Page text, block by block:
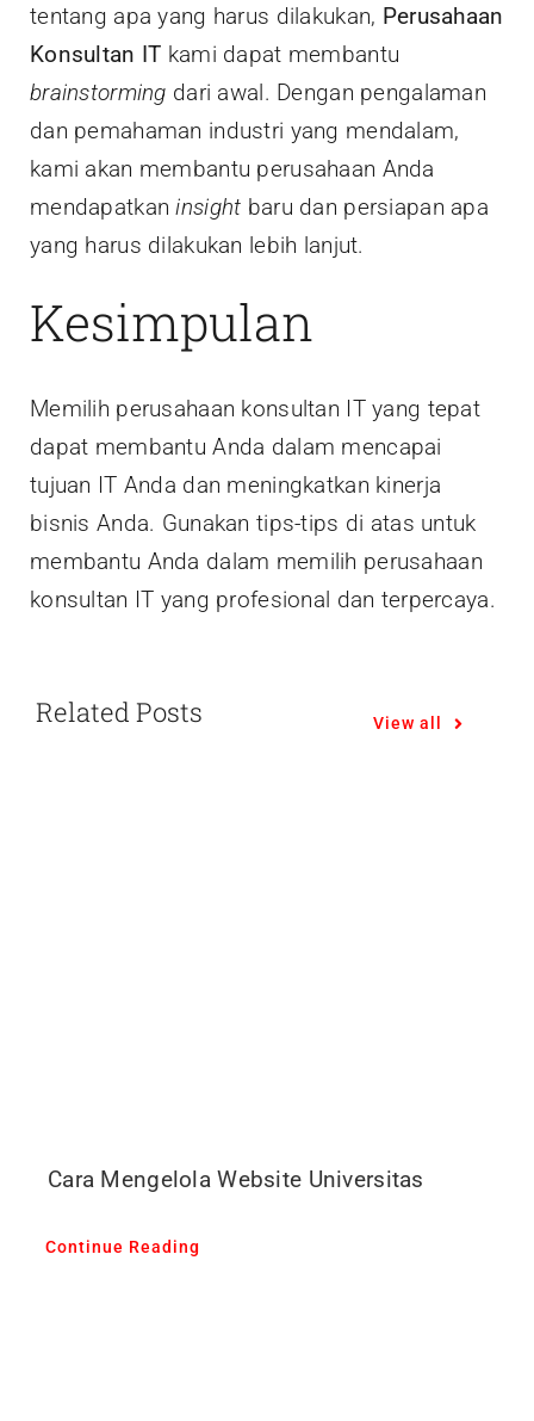
tentang apa yang harus dilakukan, Perusahaan
Konsultan IT kami dapat membantu
brainstorming dari awal. Dengan pengalaman
dan pemahaman industri yang mendalam,
kami akan membantu perusahaan Anda
mendapatkaninsight baru dan persiapan apa
yang harus dilakukan lebih lanjut.
Kesimpulan
Memilih perusahaan konsultan IT yang tepat
dapat membantu Anda dalam mencapai
tujuan IT Anda dan meningkatkan kinerja
bisnis Anda. Gunakan tips-tips di atas untuk
membantu Anda dalam memilih perusahaan
konsultan IT yang profesional dan terpercaya.
Related Posts View all
Cara Mengelola Website Universitas
Continue Reading